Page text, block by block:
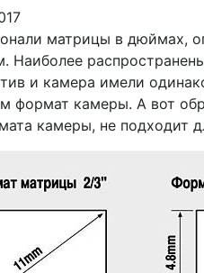
матрицы в дюймах,
Наиболее
и камера имели
формат камеры. А вот
камеры, не подходит